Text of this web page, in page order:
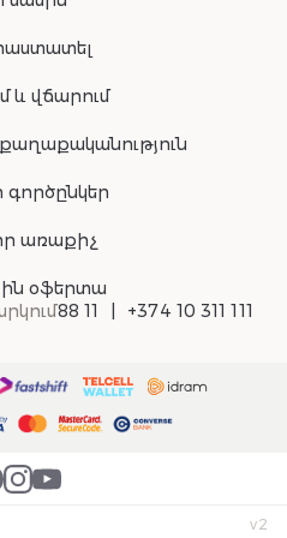
և վճարում
առաքիչ
օֆերտա
88 11 +374 10 311 111
v2